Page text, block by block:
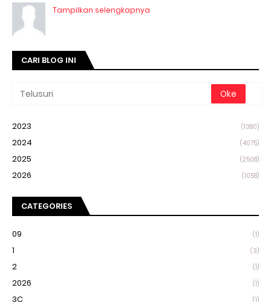
Tampilkan selengkapnya
CARI BLOG INI
2023 (1380)
2024 (4075)
2025 (2508)
2026 (1058)
CATEGORIES
09 (1)
1 (3)
2 (1)
2026 (1)
3C (1)